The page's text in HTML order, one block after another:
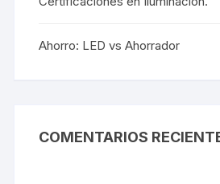
Ahorro: LED vs Ahorrador
COMENTARIOS